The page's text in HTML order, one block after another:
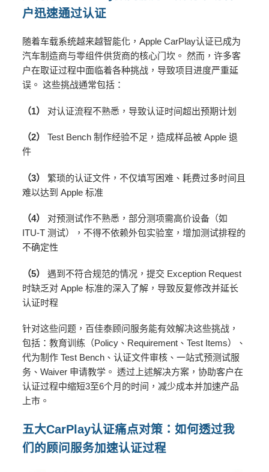
户迅速通过认证
随着车载系统越来越智能化，Apple CarPlay认证已成为
汽车制造商与零组件供货商的核心门坎。 然而，许多客
户在取证过程中面临着各种挑战，导致项目进度严重延
误。 这些挑战通常包括：
（1） 对认证流程不熟悉，导致认证时间超出预期计划
（2）
Test Bench 制作经验不足，造成样品被 Apple 退
件
（3）
繁琐的认证文件，不仅填写困难、耗费过多时间且
难以达到 Apple 标准
（4）
对预测试作不熟悉，部分测项需高价设备（如
ITU-T 测试），不得不依赖外包实验室，增加测试排程的
不确定性
（5）
遇到不符合规范的情况，提交 Exception Request
时缺乏对 Apple 标准的深入了解，导致反复修改并延长
认证时程
针对这些问题，百佳泰顾问服务能有效解决这些挑战，
包括：教育训练（Policy、Requirement、Test Items）、
代为制作 Test Bench、认证文件审核、一站式预测试服
务、Waiver 申请教学。 透过上述解决方案，协助客户在
认证过程中缩短3至6个月的时间，减少成本并加速产品
上市。
五大CarPlay认证痛点对策：如何透过我
们的顾问服务加速认证过程